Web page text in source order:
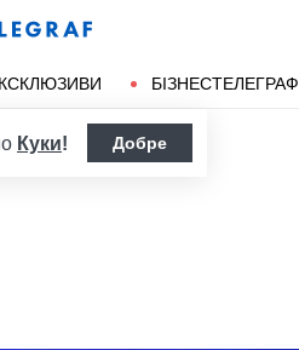
БІЗНЕСТЕЛЕГРАФ
Куки! Добре